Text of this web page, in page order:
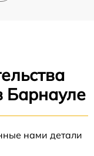
Барнауле
нами детали